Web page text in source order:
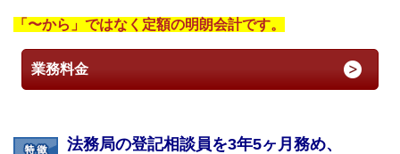
「〜から」ではなく定額の明朗会計です。
業務料金
法務局の登記相談員を3年5ヶ月務め、